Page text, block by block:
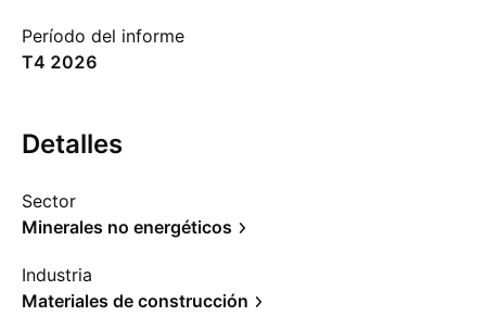
Período del informe
T4 2026
Detalles
Sector
Minerales no energéticos
Industria
Materiales de construcción